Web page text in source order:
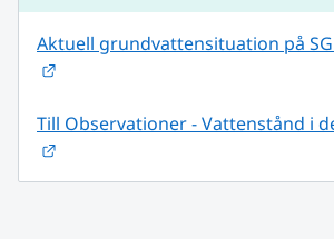
Aktuell grundvattensituation på
Till Observationer - Vattenstånd i